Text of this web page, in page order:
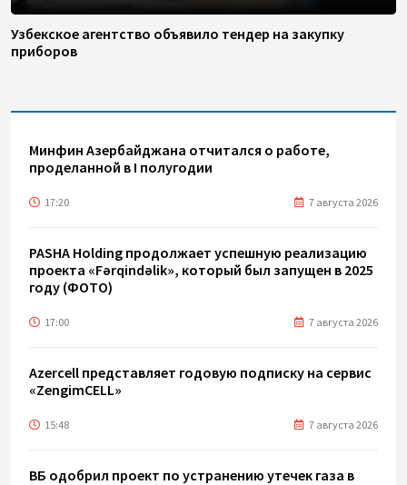
Узбекское агентство объявило тендер на закупку
приборов
Минфин Азербайджана отчитался о работе,
проделанной в I полугодии
17:20 7 августа 2026
PASHA Holding продолжает успешную реализацию
проекта «Fərqindəlik», который был запущен в 2025
году (ФОТО)
17:00 7 августа 2026
Azercell представляет годовую подписку на сервис
«ZengimCELL»
15:48 7 августа 2026
ВБ одобрил проект по устранению утечек газа в